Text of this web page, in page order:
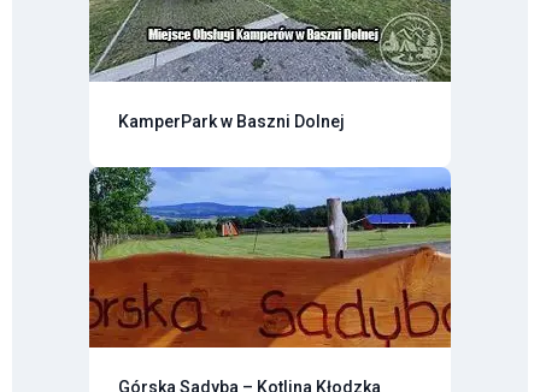
KamperPark w Baszni Dolnej
Górska Sadyba – Kotlina Kłodzka